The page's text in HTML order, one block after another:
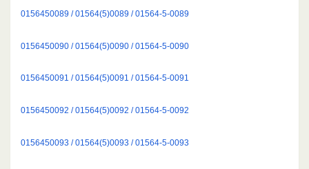
0156450089 / 01564(5)0089 / 01564-5-0089
0156450090 / 01564(5)0090 / 01564-5-0090
0156450091 / 01564(5)0091 / 01564-5-0091
0156450092 / 01564(5)0092 / 01564-5-0092
0156450093 / 01564(5)0093 / 01564-5-0093